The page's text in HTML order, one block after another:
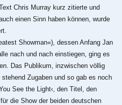
Chris Murray kurz zitierte und
einen Sinn haben können, wurde
Showman«), dessen Anfang Jan
nach und nach einstiegen, ging es
Das Publikum, inzwischen völlig
Zugaben und so gab es noch
See the Light‹, den Titel, den
die Show der beiden deutschen